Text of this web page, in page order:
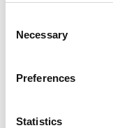
Selection
Necessary
Preferences
Statistics